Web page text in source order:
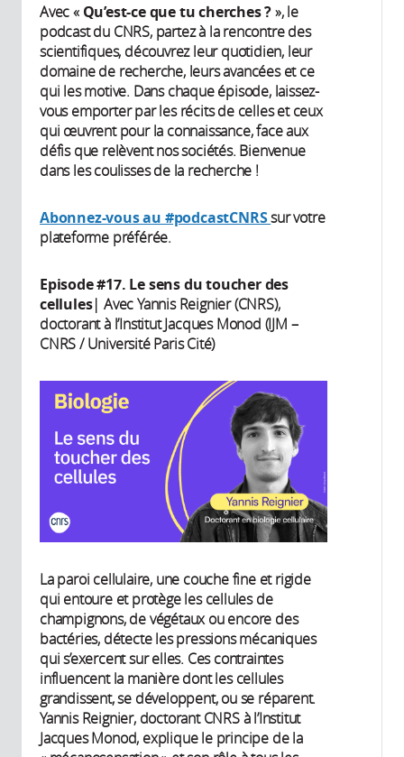
Avec « Qu’est-ce que tu cherches ?», le
podcast du CNRS, partez à la rencontre des
scientifiques, découvrez leur quotidien, leur
domaine de recherche, leurs avancées et ce
qui les motive. Dans chaque épisode, laissez-
vous emporter par les récits de celles et ceux
qui œuvrent pour la connaissance, face aux
défis que relèvent nos sociétés. Bienvenue
dans les coulisses de la recherche !
Abonnez-vous au #podcastCNRSsur votre
plateforme préférée.
Episode #17. Le sens du toucher des
cellules| Avec Yannis Reignier (CNRS),
doctorant à l’Institut Jacques Monod (IJM –
CNRS / Université Paris Cité)
La paroi cellulaire, une couche fine et rigide
qui entoure et protège les cellules de
champignons, de végétaux ou encore des
bactéries, détecte les pressions mécaniques
qui s’exercent sur elles. Ces contraintes
influencent la manière dont les cellules
grandissent, se développent, ou se réparent.
Yannis Reignier, doctorant CNRS à l’Institut
Jacques Monod, explique le principe de la